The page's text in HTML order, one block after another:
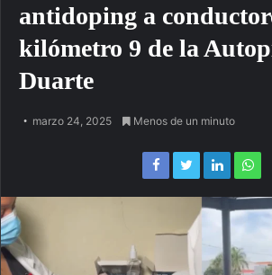
antidoping a
kilómetro 9 de la
Duarte
marzo 24, 2025 Menos de un minuto